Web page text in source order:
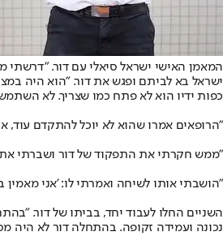
המאמן האישי ישראל סיאלי עם דור. "דרשתי
ישראל בא לביתם ופגש את דור. "הוא היה
כפות ידיו הוא לא פתח כמו שצריך. לא
"הרופאים אמרו שהוא לא יוכל להתקדם עוד,
"ממש חקרתי את התפקוד של דור ושברתי את
"הושבתי אותו לשיחה ואמרתי לו: 'אני
השניים החלו לעבוד יחד, בביתו של דור.
נכונה ועמידה זקופה. בהתחלה דור לא היה